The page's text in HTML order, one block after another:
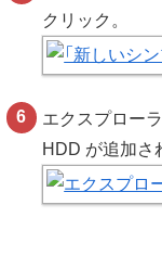
クリック。
エクスプロー
HDD が追加さ